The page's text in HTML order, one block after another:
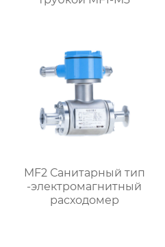
MF2 Санитарный тип
-электромагнитный
расходомер